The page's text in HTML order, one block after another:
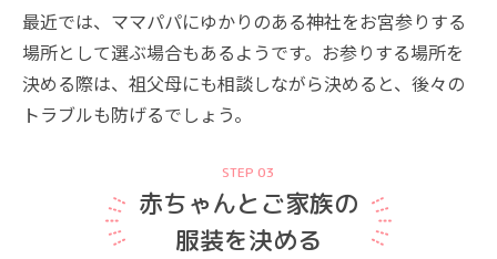
最近では、ママパパにゆかりのある神社をお宮参りする
場所として選ぶ場合もあるようです。お参りする場所を
決める際は、祖父母にも相談しながら決めると、後々の
トラブルも防げるでしょう。
STEP 03
赤ちゃんとご家族の
服装を決める